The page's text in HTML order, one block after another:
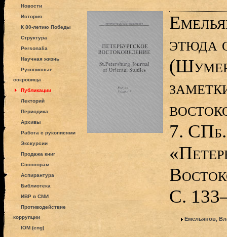
Новости
История
К 80-летию Победы
Структура
Personalia
Научная жизнь
Рукописные
сокровища
Публикации
Лекторий
Периодика
Архивы
Работа с рукописями
Экскурсии
Продажа книг
Спонсорам
Аспирантура
Библиотека
ИВР в СМИ
Противодействие
коррупции
IOM (eng)
этюда
7.
С.
Емельянов,